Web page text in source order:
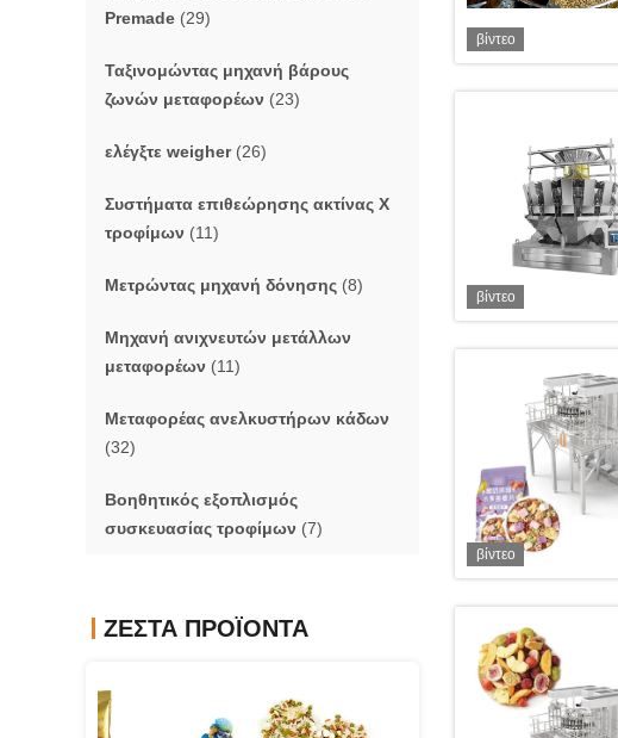
Premade (29)
Ταξινομώντας μηχανή βάρους
ζωνών μεταφορέων (23)
ελέγξτε weigher(26)
Συστήματα επιθεώρησης ακτίνας X
τροφίμων (11)
Μετρώντας μηχανή δόνησης (8)
Μηχανή ανιχνευτών μετάλλων
μεταφορέων (11)
Μεταφορέας ανελκυστήρων κάδων
(32)
Βοηθητικός εξοπλισμός
συσκευασίας τροφίμων (7)
ΖΕΣΤΆ ΠΡΟΪΌΝΤΑ
βίντεο
βίντεο
βίντεο